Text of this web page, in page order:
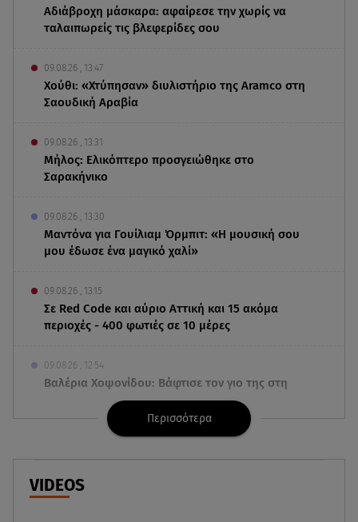
Αδιάβροχη μάσκαρα: αφαίρεσε την χωρίς να
ταλαιπωρείς τις βλεφερίδες σου
09.08.26 , 13:47
Χούθι: «Χτύπησαν» διυλιστήριο της Aramco στη
Σαουδική Αραβία
09.08.26 , 13:31
Μήλος: Ελικόπτερο προσγειώθηκε στο
Σαρακήνικο
09.08.26 , 13:30
Μαντόνα για Γουίλιαμ Όρμπιτ: «Η μουσική σου
μου έδωσε ένα μαγικό χαλί»
09.08.26 , 13:15
Σε Red Code και αύριο Αττική και 15 ακόμα
περιοχές - 400 φωτιές σε 10 μέρες
09.08.26 , 12:54
Βαλέρια Χοψονίδου: Βάφτισε τον γιο της στη
Βουλιαγμένη - Το όνομα που πήρε
Ερυθρός Σταυρός: Άγρια επίθεση σε νοσηλεύτρια
Περισσότερα
VIDEOS